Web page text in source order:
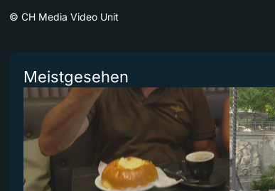
© CH Media Video Unit
Meistgesehen